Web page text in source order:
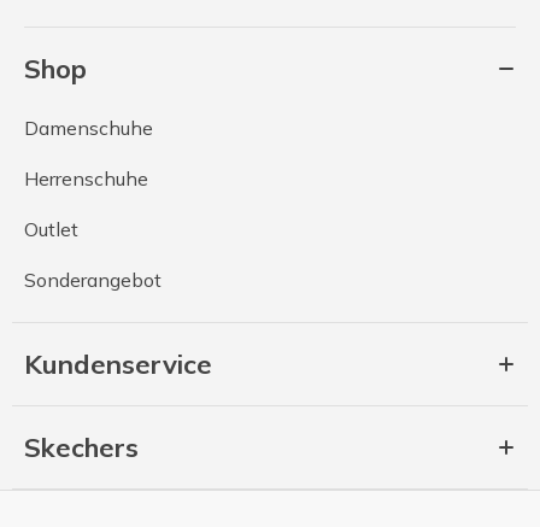
Shop
Damenschuhe
Herrenschuhe
Outlet
Sonderangebot
Kundenservice
Skechers